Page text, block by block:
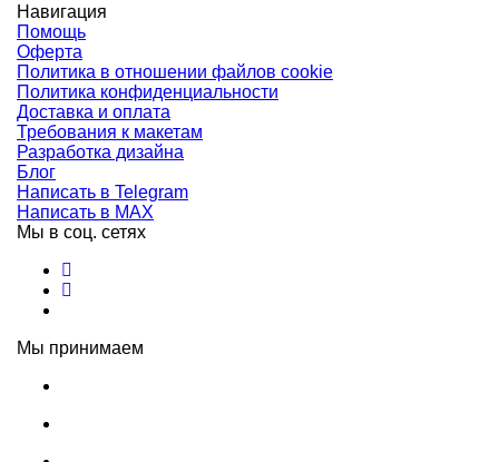
Навигация
Помощь
Оферта
Политика в отношении файлов cookie
Политика конфиденциальности
Доставка и оплата
Требования к макетам
Разработка дизайна
Блог
Написать в Telegram
Написать в MAX
Мы в соц. сетях
Мы принимаем